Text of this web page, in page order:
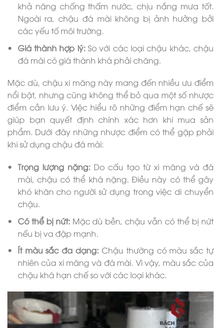
khả năng chống thấm nước, chịu nắng mưa tốt.
Ngoài ra, chậu đá mài không bị ảnh hưởng bởi
các yếu tố môi trường.
Giá thành hợp lý:So với các loại chậu khác, chậu
đá mài có giá thành khá phải chăng.
Mặc dù, chậu xi măng này mang đến nhiều ưu điểm
nổi bật, nhưng cũng không thể bỏ qua một số nhược
điểm cần lưu ý. Việc hiểu rõ những điểm hạn chế sẽ
giúp bạn quyết định chính xác hơn khi mua sản
phẩm. Dưới đây những nhược điểm có thể gặp phải
khi sử dụng chậu đá mài:
Trọng lượng nặng: Do cấu tạo từ xi măng và đá
mài, chậu có thể khá nặng. Điều này có thể gây
khó khăn cho người sử dụng trong việc di chuyển
chậu.
Có thể bị nứt: Mặc dù bền, chậu vẫn có thể bị nứt
nếu bị va đập mạnh.
Ít màu sắc đa dạng: Chậu thường có màu sắc tự
nhiên của xi măng và đá mài. Vì vậy, màu sắc của
chậu khá hạn chế so với các loại khác.